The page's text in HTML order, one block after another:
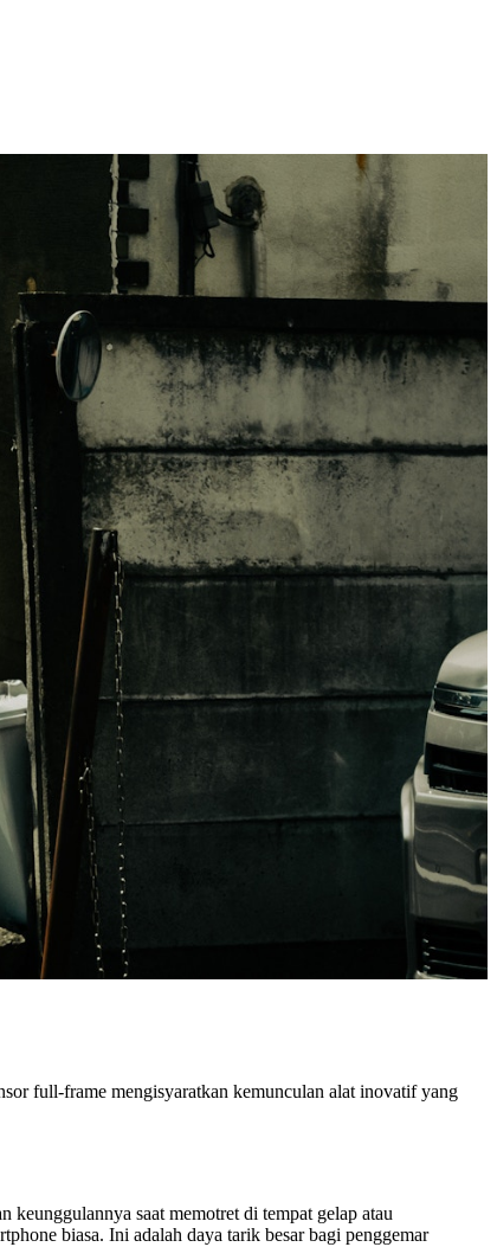
full-frame mengisyaratkan kemunculan alat inovatif yang
saat memotret di tempat gelap atau
biasa. Ini adalah daya tarik besar bagi penggemar